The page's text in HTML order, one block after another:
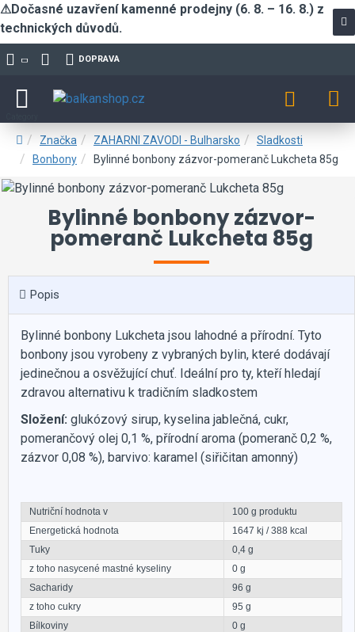
⚠Dočasné uzavření kamenné prodejny (6. 8. – 16. 8.) z
technických důvodů.
DOPRAVA
Značka ZAHARNI ZAVODI - Bulharsko
Sladkosti
Bonbony
Bylinné bonbony zázvor-pomeranč Lukcheta 85g
Bylinné bonbony zázvor-
pomeranč Lukcheta 85g
Popis
Bylinné bonbony Lukcheta jsou lahodné a přírodní. Tyto
bonbony jsou vyrobeny z vybraných bylin, které dodávají
jedinečnou a osvěžující chuť. Ideální pro ty, kteří hledají
zdravou alternativu k tradičním sladkostem
Složení: glukózový sirup, kyselina jablečná, cukr,
pomerančový olej 0,1 %, přírodní aroma (pomeranč 0,2 %,
zázvor 0,08 %), barvivo: karamel (siřičitan amonný)
Nutriční hodnota v
100 g produktu
Energetická hodnota
1647 kj / 388 kcal
Tuky
0,4 g
z toho nasycené mastné kyseliny
0 g
Sacharidy
96 g
z toho cukry
95 g
Bílkoviny
0 g